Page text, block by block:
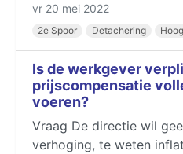
vr 20 mei 2022
2e Spoor Detachering
Is de werkgever
prijscompensatie
voeren?
Vraag De directie wil
verhoging, te weten